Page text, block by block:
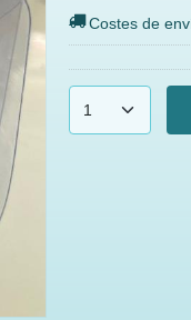
Costes de